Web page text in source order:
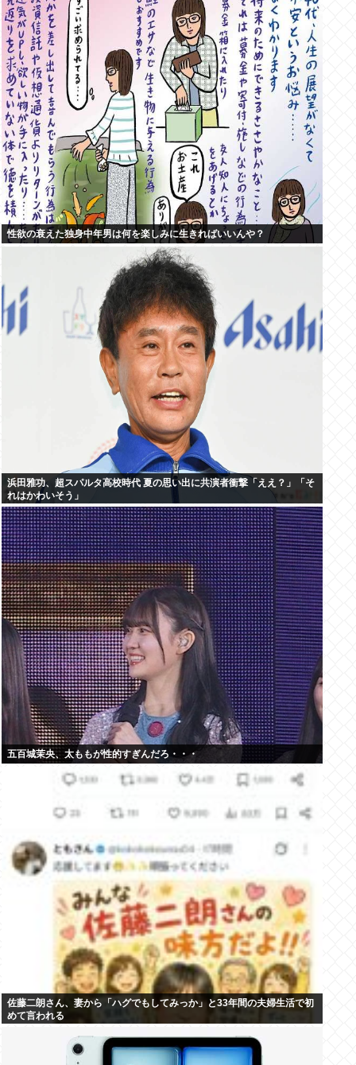
性欲の衰えた独身中年男は何を楽しみに生きればいいんや？
浜田雅功、超スパルタ高校時代 夏の思い出に共演者衝撃「ええ？」「そ
れはかわいそう」
五百城茉央、太ももが性的すぎんだろ・・・
佐藤二朗さん、妻から「ハグでもしてみっか」と33年間の夫婦生活で初
めて言われる